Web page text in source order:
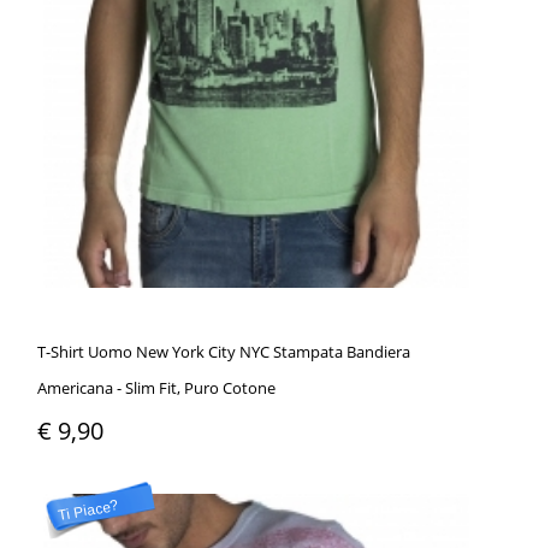
T-Shirt Uomo New York City NYC Stampata Bandiera
Americana - Slim Fit, Puro Cotone
€ 9,90
Ti Piace?